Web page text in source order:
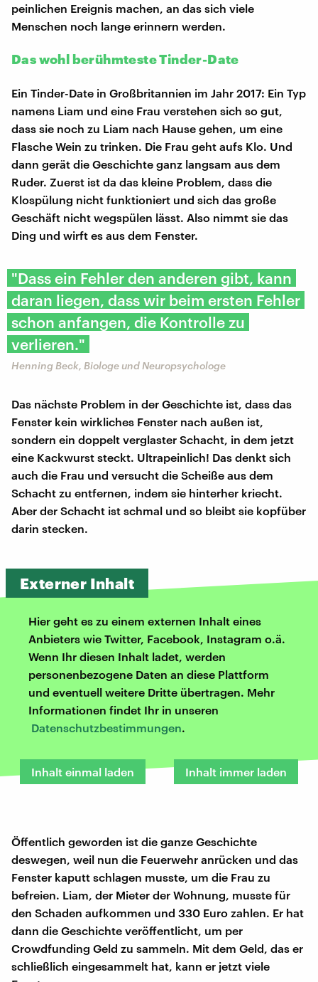
peinlichen Ereignis machen, an das sich viele
Menschen noch lange erinnern werden.
Das wohl berühmteste Tinder-Date
Ein Tinder-Date in Großbritannien im Jahr 2017: Ein Typ
namens Liam und eine Frau verstehen sich so gut,
dass sie noch zu Liam nach Hause gehen, um eine
Flasche Wein zu trinken. Die Frau geht aufs Klo. Und
dann gerät die Geschichte ganz langsam aus dem
Ruder. Zuerst ist da das kleine Problem, dass die
Klospülung nicht funktioniert und sich das große
Geschäft nicht wegspülen lässt. Also nimmt sie das
Ding und wirft es aus dem Fenster.
"Dass ein Fehler den anderen gibt, kann
daran liegen, dass wir beim ersten Fehler
schon anfangen, die Kontrolle zu
verlieren."
Henning Beck, Biologe und Neuropsychologe
Das nächste Problem in der Geschichte ist, dass das
Fenster kein wirkliches Fenster nach außen ist,
sondern ein doppelt verglaster Schacht, in dem jetzt
eine Kackwurst steckt. Ultrapeinlich! Das denkt sich
auch die Frau und versucht die Scheiße aus dem
Schacht zu entfernen, indem sie hinterher kriecht.
Aber der Schacht ist schmal und so bleibt sie kopfüber
darin stecken.
Externer Inhalt
Hier geht es zu einem externen Inhalt eines
Anbieters wie Twitter, Facebook, Instagram o.ä.
Wenn Ihr diesen Inhalt ladet, werden
personenbezogene Daten an diese Plattform
und eventuell weitere Dritte übertragen. Mehr
Informationen findet Ihr in unseren
Datenschutzbestimmungen.
Inhalt einmal laden Inhalt immer laden
Öffentlich geworden ist die ganze Geschichte
deswegen, weil nun die Feuerwehr anrücken und das
Fenster kaputt schlagen musste, um die Frau zu
befreien. Liam, der Mieter der Wohnung, musste für
den Schaden aufkommen und 330 Euro zahlen. Er hat
dann die Geschichte veröffentlicht, um per
Crowdfunding Geld zu sammeln. Mit dem Geld, das er
schließlich eingesammelt hat, kann er jetzt viele